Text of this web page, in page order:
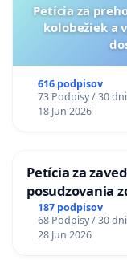
Petícia za
kolobežiek a
616 podpisov
73 Podpisy / 30 dni
18 Jun 2026
Petícia za
posudzovania
diabetom 1. a
Policajného
187 podpisov
68 Podpisy / 30 dni
28 Jun 2026